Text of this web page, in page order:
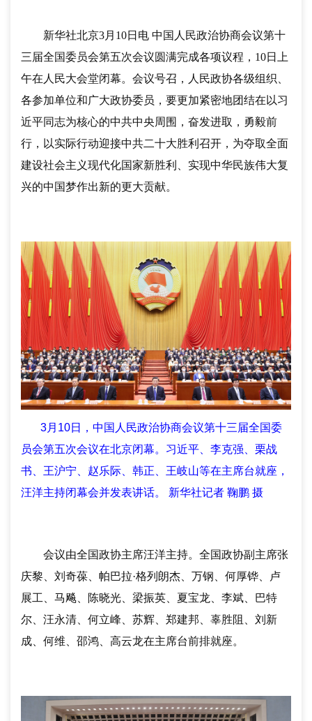
新华社北京3月10日电 中国人民政治协商会议第十
三届全国委员会第五次会议圆满完成各项议程，10日上
午在人民大会堂闭幕。会议号召，人民政协各级组织、
各参加单位和广大政协委员，要更加紧密地团结在以习
近平同志为核心的中共中央周围，奋发进取，勇毅前
行，以实际行动迎接中共二十大胜利召开，为夺取全面
建设社会主义现代化国家新胜利、实现中华民族伟大复
兴的中国梦作出新的更大贡献。
3月10日，中国人民政治协商会议第十三届全国委
员会第五次会议在北京闭幕。习近平、李克强、栗战
书、王沪宁、赵乐际、韩正、王岐山等在主席台就座，
汪洋主持闭幕会并发表讲话。 新华社记者 鞠鹏 摄
会议由全国政协主席汪洋主持。全国政协副主席张
庆黎、刘奇葆、帕巴拉·格列朗杰、万钢、何厚铧、卢
展工、马飚、陈晓光、梁振英、夏宝龙、李斌、巴特
尔、汪永清、何立峰、苏辉、郑建邦、辜胜阻、刘新
成、何维、邵鸿、高云龙在主席台前排就座。